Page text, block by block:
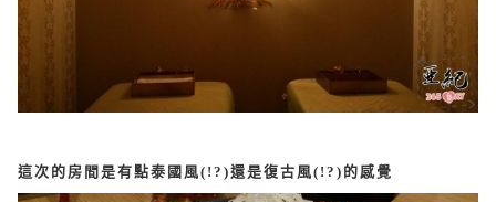
這次的房間是有點泰國風(!?)還是復古風(!?)的感覺